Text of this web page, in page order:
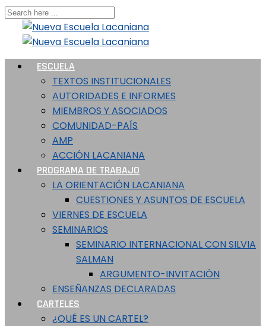
ESCUELA
TEXTOS INSTITUCIONALES
AUTORIDADES E INFORMES
MIEMBROS Y ASOCIADOS
COMUNIDAD-PAÍS
AMP
ACCIÓN LACANIANA
PROGRAMA DE TRABAJO
LA ORIENTACIÓN LACANIANA
CUESTIONES Y ASUNTOS DE ESCUELA
VIERNES DE ESCUELA
SEMINARIOS
SEMINARIO INTERNACIONAL CON SILVIA
SALMAN
ARGUMENTO-INVITACIÓN
ENSEÑANZAS DECLARADAS
CARTELES
¿QUÉ ES UN CARTEL?